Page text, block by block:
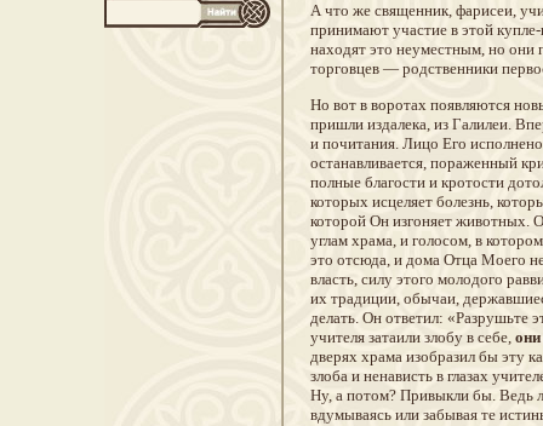
А что же священник, фарисеи,
принимают участие в этой
находят это неуместным, но они
торговцев — родственники
Но вот в воротах появляются
пришли издалека, из Галилеи.
и почитания. Лицо Его
останавливается, пораженный
полные благости и кротости
которых исцеляет болезнь,
которой Он изгоняет животных.
углам храма, и голосом, в
это отсюда, и дома Отца Моего
власть, силу этого молодого
их традиции, обычаи,
делать. Он ответил: «Разрушьте
учителя затаили злобу в себе, они
дверях храма изобразил бы эту
злоба и ненависть в глазах
Ну, а потом? Привыкли бы. Ведь
вдумываясь или забывая те